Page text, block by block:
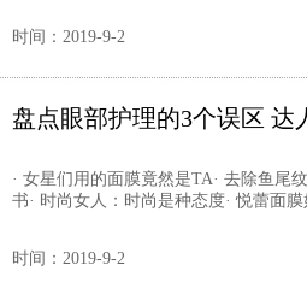
时间：2019-9-2
盘点眼部护理的3个误区
· 女星们用的面膜竟然是TA· 去除鱼尾
书· 时尚女人：时尚是种态度· 悦蕾面
时间：2019-9-2